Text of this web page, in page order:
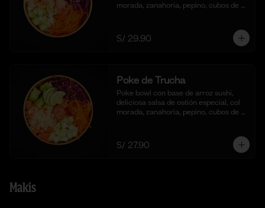
morada, zanahoria, pepino, cubos de
S/ 29.90
Poke de Trucha
Poke bowl con base de arroz sushi,
deliciosa salsa de ostión especial, col
morada, zanahoria, pepino, cubos de
S/ 27.90
Makis